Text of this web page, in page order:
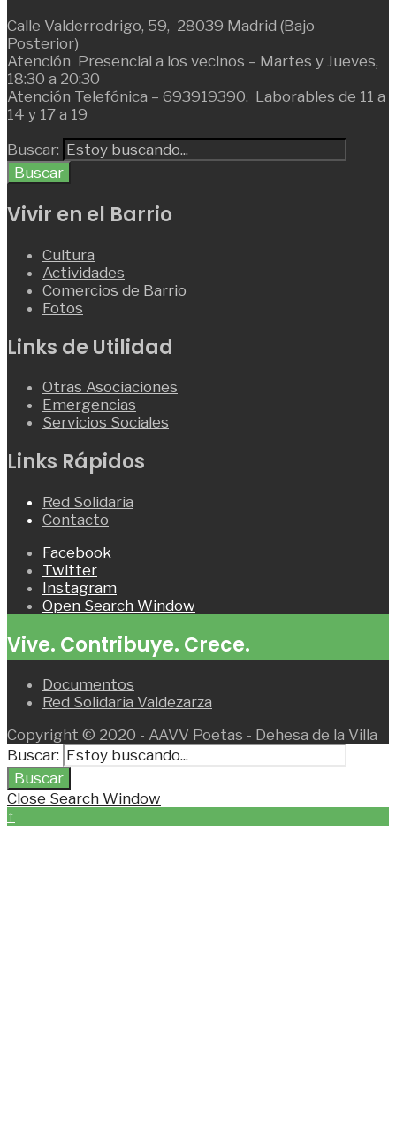
Calle Valderrodrigo, 59, 28039 Madrid (Bajo
Posterior)
Atención Presencial a los vecinos – Martes y Jueves,
18:30 a 20:30
Atención Telefónica – 693919390. Laborables de 11 a
14 y 17 a 19
Buscar:
Buscar
Vivir en el Barrio
Cultura
Actividades
Comercios de Barrio
Fotos
Links de Utilidad
Otras Asociaciones
Emergencias
Servicios Sociales
Links Rápidos
Red Solidaria
Contacto
Facebook
Twitter
Instagram
Open Search Window
Vive. Contribuye. Crece.
Documentos
Red Solidaria Valdezarza
Copyright © 2020 - AAVV Poetas - Dehesa de la Villa
Buscar:
Buscar
Close Search Window
↑